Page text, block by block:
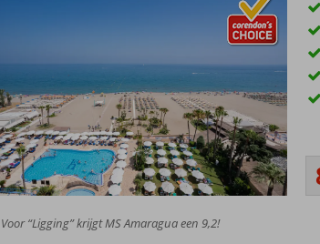
Voor “Ligging” krijgt MS Amaragua een 9,2!